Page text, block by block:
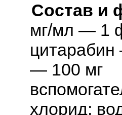
Состав и
мг/мл — 1
— 100 мг
хлорид;